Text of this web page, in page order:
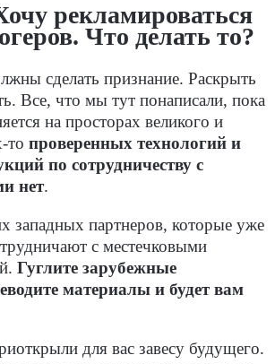
рекламироваться
Что делать то?
сделать признание. Раскрыть
Все, что мы тут понаписали, пока
на просторах великого и
то проверенных технологий и
по сотрудничеству с
нет.
западных партнеров, которые уже
с местечковыми
Гуглите зарубежные
материалы и будет вам
для вас завесу будущего.